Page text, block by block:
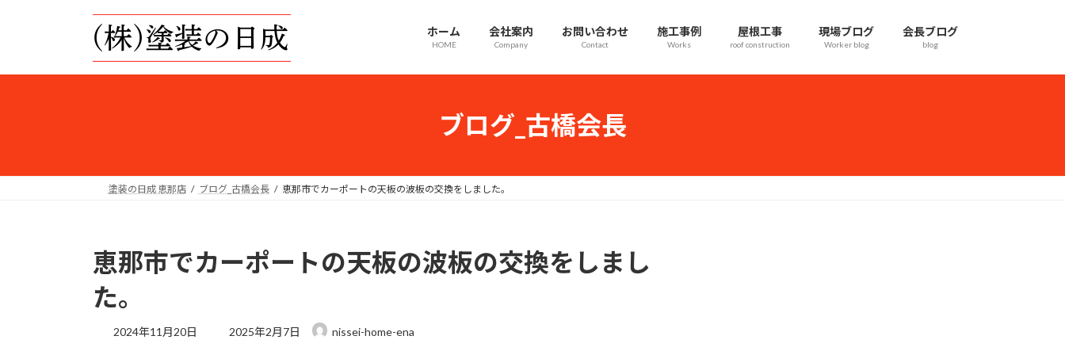
プ
動
ホーム
HOME
会社案内
Company
お問い合わせ
Contact
施工事例
Works
屋根工事
roof construction
現場ブログ
Worker blog
会長ブログ
blog
ブログ_古橋会長
塗装の日成 恵那店 ブログ_古橋会長 恵那市でカーポートの天板の波板の交換をしました。
恵那市でカーポートの天板の波板の交換をしまし
た。
2024年11月20日
最
2025年2月7日 nissei-home-ena